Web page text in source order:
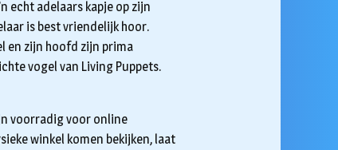
echt adelaars kapje op zijn
is best vriendelijk hoor.
en zijn hoofd zijn prima
vogel van Living Puppets.
voorradig voor online
winkel komen bekijken, laat